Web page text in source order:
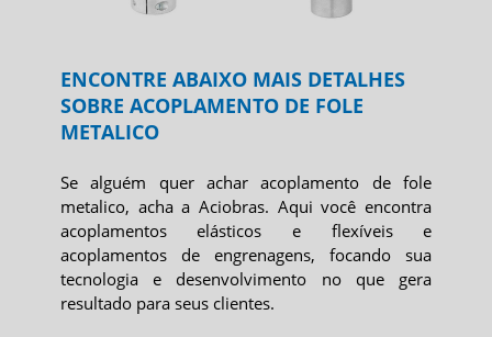
ENCONTRE ABAIXO MAIS DETALHES
SOBRE ACOPLAMENTO DE FOLE
METALICO
Se alguém quer acharacoplamento de fole
metalico, acha a Aciobras. Aqui você encontra
acoplamentos elásticos e flexíveis e
acoplamentos de engrenagens, focando sua
tecnologia e desenvolvimento no que gera
resultado para seus clientes.